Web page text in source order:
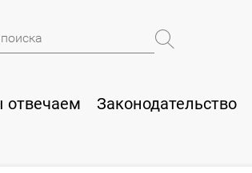
Законодательство